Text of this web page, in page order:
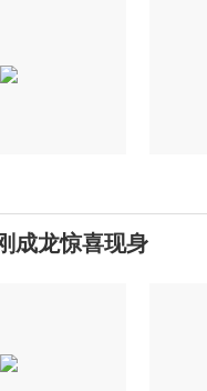
成龙惊喜现身